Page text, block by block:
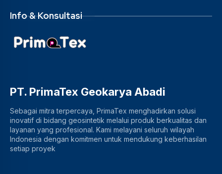
Info & Konsultasi
PT. PrimaTex Geokarya Abadi
Sebagai mitra terpercaya, PrimaTex menghadirkan solusi
inovatif di bidang geosintetik melalui produk berkualitas dan
layanan yang profesional. Kami melayani seluruh wilayah
Indonesia dengan komitmen untuk mendukung keberhasilan
setiap proyek